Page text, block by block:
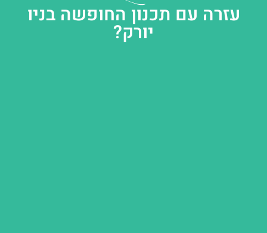
עזרה עם תכנון החופשה בניו
יורק?